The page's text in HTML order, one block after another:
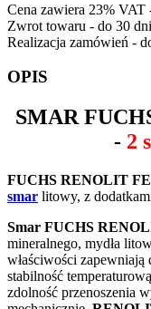
Cena zawiera 23%
Zwrot towaru - do 30 dni
Realizacja zamówień -
OPIS
SMAR
- 2
FUCHS RENOLIT
smar litowy, z
Smar FUCHS
mineralnego, mydła
właściwości zapewniają
stabilność
zdolność przenoszenia